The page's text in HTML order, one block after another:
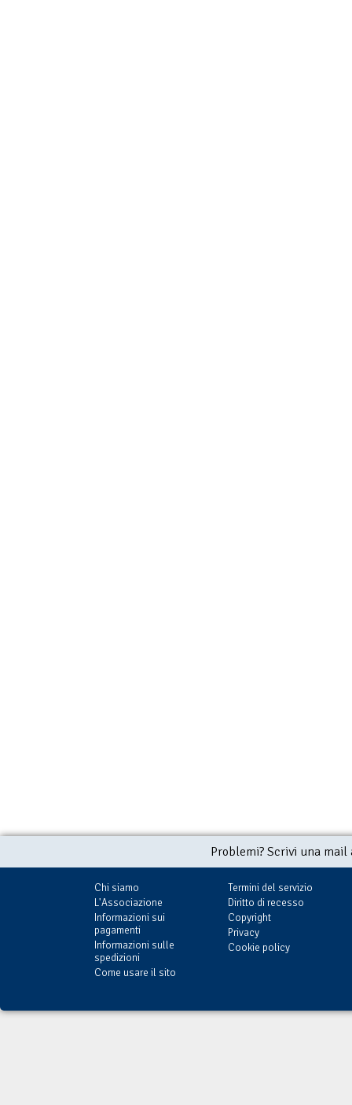
Problemi? Scrivi una
Chi siamo
L'Associazione
Informazioni sui
pagamenti
Informazioni sulle
spedizioni
Come usare il sito
Termini del servizio
Diritto di recesso
Copyright
Privacy
Cookie policy